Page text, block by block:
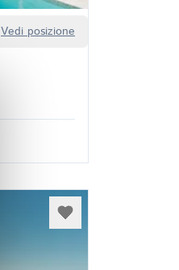
Vedi posizione